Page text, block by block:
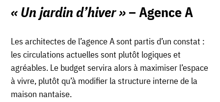
« Un jardin d’hiver »– Agence A
Les architectes de l’agence A sont partis d’un constat :
les circulations actuelles sont plutôt logiques et
agréables. Le budget servira alors à maximiser l’espace
à vivre, plutôt qu’à modifier la structure interne de la
maison nantaise.